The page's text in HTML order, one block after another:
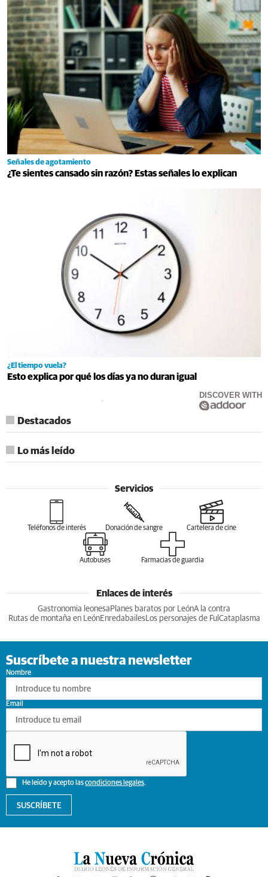
Señales de agotamiento
¿Te sientes cansado sin razón? Estas señales lo explican
¿El tiempo vuela?
Esto explica por qué los días ya no duran igual
DISCOVER WITH
Destacados
Lo más leído
Servicios
Teléfonos de interés Donación de sangre Cartelera de cine
Autobuses Farmacias de guardia
Enlaces de interés
Gastronomia leonesa Planes baratos por LeónA la contra
Rutas de montaña en LeónEnredabailesLos personajes de Ful Cataplasma
Suscríbete a nuestra newsletter
Nombre
He leído y acepto lascondiciones legales.
Email
SUSCRÍBETE